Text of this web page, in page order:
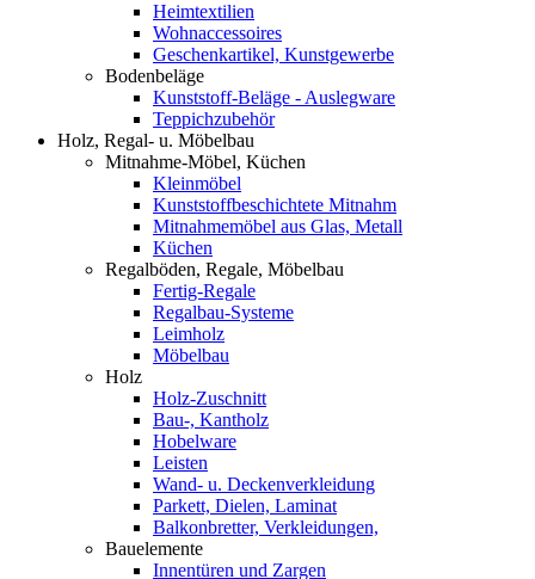
Heimtextilien
Wohnaccessoires
Geschenkartikel, Kunstgewerbe
Bodenbeläge
Kunststoff-Beläge - Auslegware
Teppichzubehör
Holz, Regal- u. Möbelbau
Mitnahme-Möbel, Küchen
Kleinmöbel
Kunststoffbeschichtete Mitnahm
Mitnahmemöbel aus Glas, Metall
Küchen
Regalböden, Regale, Möbelbau
Fertig-Regale
Regalbau-Systeme
Leimholz
Möbelbau
Holz
Holz-Zuschnitt
Bau-, Kantholz
Hobelware
Leisten
Wand- u. Deckenverkleidung
Parkett, Dielen, Laminat
Balkonbretter, Verkleidungen,
Bauelemente
Innentüren und Zargen